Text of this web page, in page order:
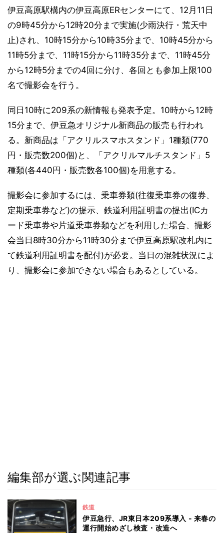
伊豆高原駅構内の伊豆高原ERセンターにて、12月11日
の9時45分から12時20分まで実施(少雨決行・荒天中
止)され、10時15分から10時35分まで、10時45分から
11時5分まで、11時15分から11時35分まで、11時45分
から12時5分までの4回に分け、各回とも参加上限100
名で撮影会を行う。
同日10時に209系の新情報も発表予定。10時から12時
15分まで、伊豆急オリジナル新商品の販売も行われ
る。新商品は「アクリルスマホスタンド」1種類(770
円・販売数200個)と、「アクリルマルチスタンド」5
種類(各440円・販売数各100個)を用意する。
撮影会に参加するには、乗車券類(往復乗車券の復券、
定期乗車券など)の提示、鉄道利用証明書の提出(ICカ
ード乗車券や片道乗車券類などを利用した場合、撮影
会当日8時30分から11時30分まで伊豆高原駅改札内に
て鉄道利用証明書を配付)が必要。当日の混雑状況によ
り、撮影会に参加できない場合もあるとしている。
編集部が選ぶ関連記事
鉄道
伊豆急行、JR東日本209系導入 - 来春の
運行開始めざし検査・改造へ